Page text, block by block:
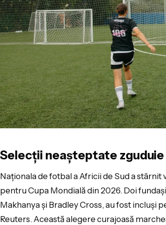
Selecții neașteptate
Naționala de fotbal a Africii de Sud a
pentru Cupa Mondială din 2026. Doi
Makhanya și Bradley Cross, au fost incluși
Reuters. Această alegere curajoasă